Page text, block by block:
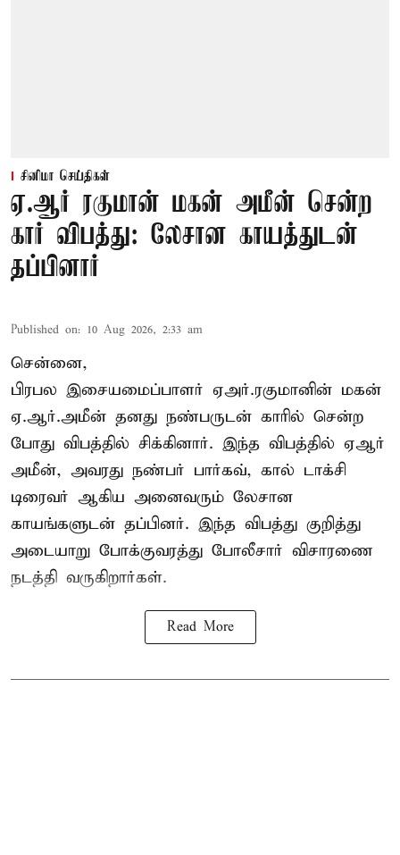
சினிமா செய்திகள்
ஏ.ஆர் ரகுமான் மகன் அமீன் சென்ற
கார் விபத்து: லேசான காயத்துடன்
தப்பினார்
Published on: 10 Aug 2026, 2:33 am
சென்னை,
பிரபல இசையமைப்பாளர் ஏஅர்.ரகுமானின் மகன்
ஏ.ஆர்.அமீன் தனது நண்பருடன் காரில் சென்ற
போது விபத்தில் சிக்கினார். இந்த விபத்தில் ஏஆர்
அமீன், அவரது நண்பர் பார்கவ், கால் டாக்சி
டிரைவர் ஆகிய அனைவரும் லேசான
காயங்களுடன் தப்பினர். இந்த விபத்து குறித்து
அடையாறு போக்குவரத்து போலீசார் விசாரணை
நடத்தி வருகிறார்கள்.
Read More